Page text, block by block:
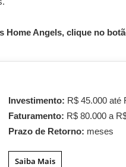
Home Angels, clique no
Investimento: R$ 45.000 até
Faturamento: R$ 80.000 a
Prazo de Retorno: meses
Saiba Mais